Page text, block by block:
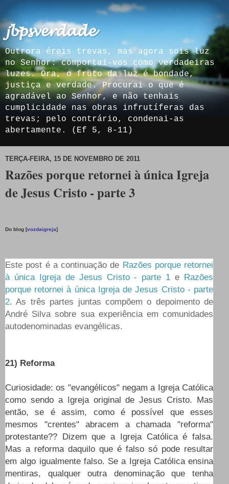
𝓳𝓫𝓹𝓼𝓿𝓮𝓻𝓭𝓪𝓭𝓮
Outrora éreis trevas, mas agora sois luz
no Senhor: comportai-vos como verdadeiras
luzes. Ora, o fruto da luz é bondade,
justiça e verdade. Procurai o que é
agradável ao Senhor, e não tenhais
cumplicidade nas obras infrutíferas das
trevas; pelo contrário, condenai-as
abertamente. (Ef 5, 8-11)
TERÇA-FEIRA, 15 DE NOVEMBRO DE 2011
Razões porque retornei à única Igreja
de Jesus Cristo - parte 3
Do blog [vozdaigreja]
Este post é a continuação de Razões porque retornei
à única Igreja de Jesus Cristo - parte 1 e Razões
porque retornei à única Igreja de Jesus Cristo - parte
2. As três partes juntas compõem o depoimento de
André Silva sobre sua experiência em comunidades
autodenominadas evangélicas.
21) Reforma
Curiosidade: os "evangélicos" negam a Igreja Católica
como sendo a Igreja original de Jesus Cristo. Mas
então, se é assim, como é possível que esses
mesmos "crentes" abracem a chamada "reforma"
protestante?? Dizem que a Igreja Católica é falsa.
Mas a reforma daquilo que é falso só pode resultar
em algo igualmente falso. Se a Igreja Católica ensina
mentiras, qualquer outra denominação que tenha